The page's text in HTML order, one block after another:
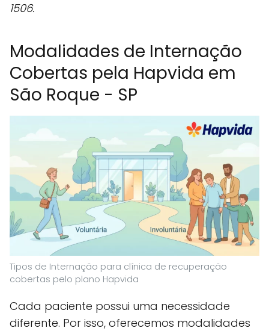
1506.
Modalidades de Internação
Cobertas pela Hapvida em
São Roque - SP
Tipos de Internação para clínica de recuperação
cobertas pelo plano Hapvida
Cada paciente possui uma necessidade
diferente. Por isso, oferecemos modalidades